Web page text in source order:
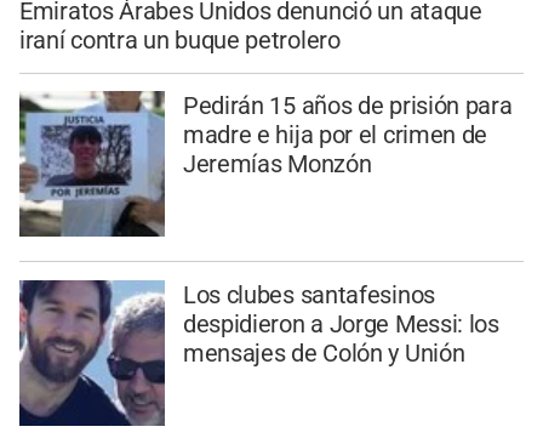
Emiratos Árabes Unidos denunció un ataque
iraní contra un buque petrolero
Pedirán 15 años de prisión para
madre e hija por el crimen de
Jeremías Monzón
Los clubes santafesinos
despidieron a Jorge Messi: los
mensajes de Colón y Unión